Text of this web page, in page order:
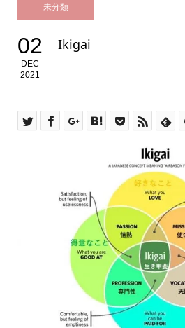
未分類
02
DEC
2021
Ikigai